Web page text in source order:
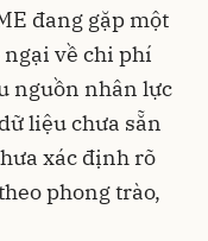
đang gặp một
ngại về chi phí
nguồn nhân lực
liệu chưa sẵn
xác định rõ
phong trào,